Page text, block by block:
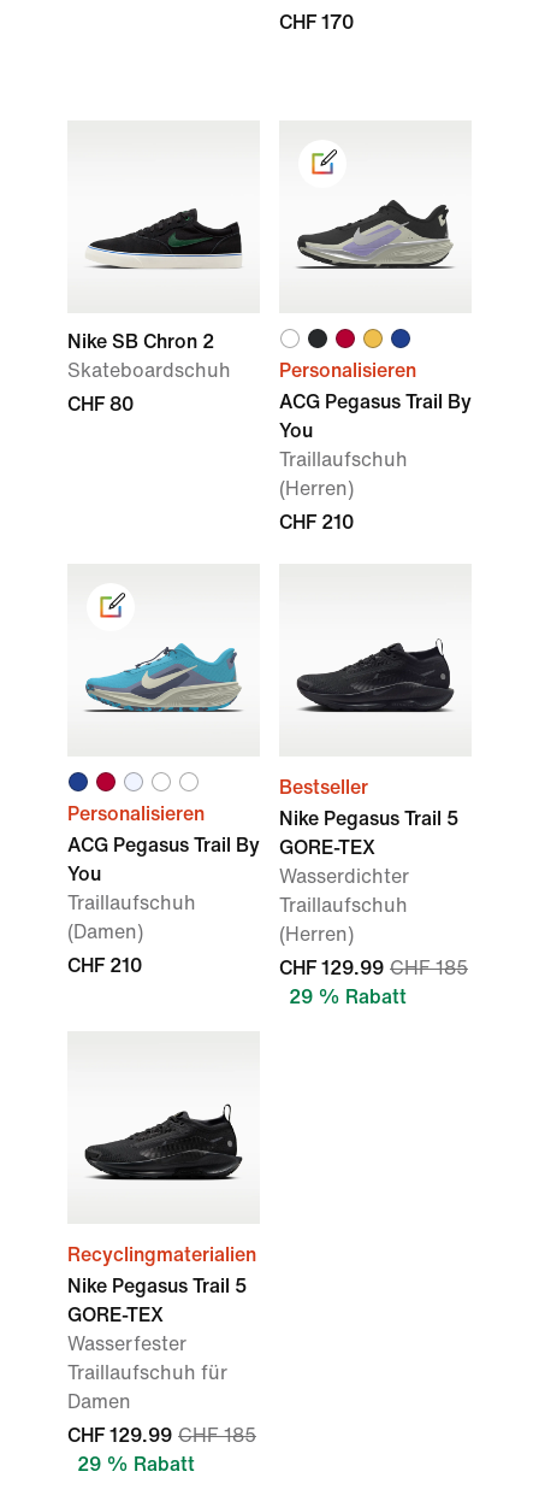
CHF 170
Nike SB Chron 2
Skateboardschuh
CHF 80
Personalisieren
ACG Pegasus Trail By
You
Traillaufschuh
(Herren)
CHF 210
Personalisieren
ACG Pegasus Trail By
You
Traillaufschuh
(Damen)
CHF 210
Bestseller
Nike Pegasus Trail 5
GORE-TEX
Wasserdichter
Traillaufschuh
(Herren)
CHF 129.99 CHF 185
29 % Rabatt
Recyclingmaterialien
Nike Pegasus Trail 5
GORE-TEX
Wasserfester
Traillaufschuh für
Damen
CHF 129.99 CHF 185
29 % Rabatt